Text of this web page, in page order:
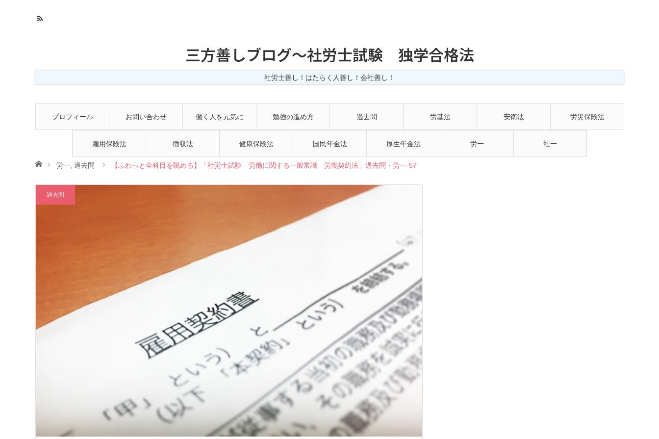
三方善しブログ〜社労士試験 独学合格法
社労士善し！はたらく人善し！会社善し！
プロフィール お問い合わせ 働く人を元気に 勉強の進め方 過去問 労基法 安衛法 労災保険法
雇用保険法 徴収法 健康保険法 国民年金法 厚生年金法 労一 社一
ホーム労一 過去問 【ふわっと全科目を眺める】「社労士試験 労働に関する一般常識 労働契約法」過去問・労一-57
過去問